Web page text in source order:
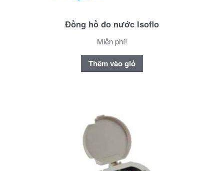
Đồng hồ đo nước Isoflo
Miễn phí!
Thêm vào giỏ